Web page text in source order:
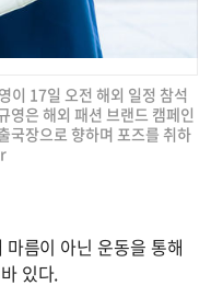
이 17일 오전 해외 일정 참석
영은 해외 패션 브랜드 캠페인
국장으로 향하며 포즈를 취하
름이 아닌 운동을 통해
있다.